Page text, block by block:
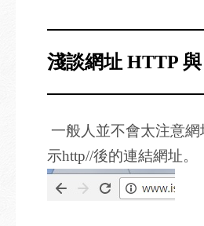
淺談網址 HTTP
一般人並不會太注意
示http//後的連結網址。